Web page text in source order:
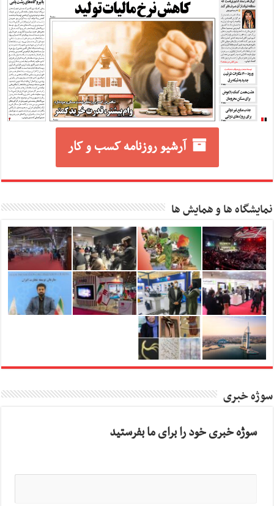
آرشیو روزنامه کسب و کار
نمایشگاه ها و همایش ها
سوژه خبری
سوژه خبری خود را برای ما بفرستید